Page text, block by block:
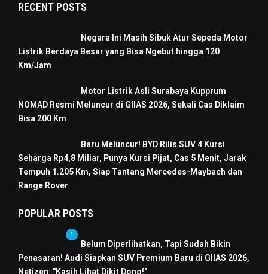
RECENT POSTS
Negara Ini Masih Sibuk Atur Sepeda Motor
Listrik Berdaya Besar yang Bisa Ngebut hingga 120
Km/Jam
Motor Listrik Asli Surabaya Kupprum
NOMAD Resmi Meluncur di GIIAS 2026, Sekali Cas Diklaim
Bisa 200 Km
Baru Meluncur! BYD Rilis SUV 4 Kursi
Seharga Rp4,8 Miliar, Punya Kursi Pijat, Cas 5 Menit, Jarak
Tempuh 1.205 Km, Siap Tantang Mercedes-Maybach dan
Range Rover
POPULAR POSTS
1
Belum Diperlihatkan, Tapi Sudah Bikin
Penasaran! Audi Siapkan SUV Premium Baru di GIIAS 2026,
Netizen: "Kasih Lihat Dikit Dong!"